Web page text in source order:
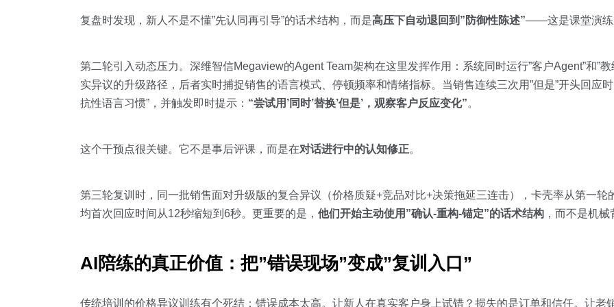
复盘时发现，新人不是不懂”先认同再引导”的话术结构，而是高压下自动退回到”防御性陈述”——这是课堂演练
第二轮引入动态压力。深维智信Megaview的Agent Team架构在这里发挥作用：系统同时运行”客户Agent”和”
实异议的升级路径，后者实时捕捉销售的语言模式、停顿频率和情绪指标。当销售连续三次用”但是”开头回应
抗性语言习惯”，并触发即时提示： “尝试用’同时’替换’但是’，观察客户反应变化”。
这个干预点很关键。它不是事后评课，而是在对话进行中的认知修正。
第三轮复训时，同一批销售面对升级版的复合异议（价格质疑+竞品对比+决策拖延三连击），卡壳率从第一轮
均首次回应时间从12秒缩短到6秒。更重要的是， 他们开始主动使用”确认-重构-锚定”的话术结构 ，而不是机械
AI陪练的真正价值：把”错误现场”变成”复训入口”
传统培训的价格异议训练有个死结：错误成本太高。让新人在真实客户身上试错？损失的是订单和信任。让老